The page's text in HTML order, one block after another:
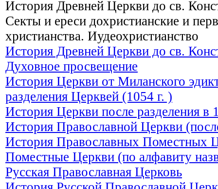
История Древней Церкви до св.
Секты и ереси дохристианские и
христианства. Иудеохристианство
История Древней Церкви до св.
Духовное просвещение
История Церкви от Миланского
разделения Церквей (1054 г. )
История Церкви после разделения в
История Православной Церкви
История Православных Поместных
Поместные Церкви (по алфавиту
Русская Православная Церковь